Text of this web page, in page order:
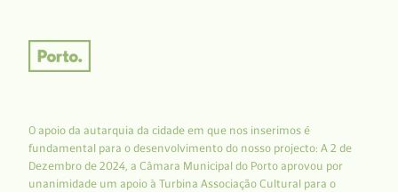
O apoio da autarquia da cidade em que nos inserimos é
fundamental para o desenvolvimento do nosso projecto: A 2 de
Dezembro de 2024, a Câmara Municipal do Porto aprovou por
unanimidade um apoio à Turbina Associação Cultural para o